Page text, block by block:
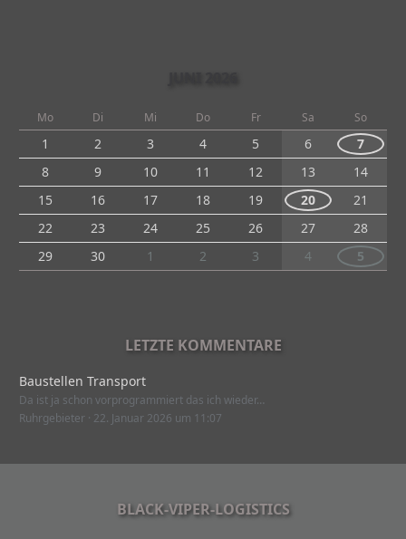
Mo Di Mi Do Fr Sa So
1 2 3 4 5 6
7
8
9 10 11 12 13
14
15
16 17 18 19 20
21
22
23 24 25 26 27
28
29
30 1 2 3 4 5
LETZTE KOMMENTARE
Baustellen Transport
Da ist ja schon vorprogrammiert das ich wieder…
Ruhrgebieter 22. Januar 2026 um 11:07
BLACK-VIPER-LOGISTICS